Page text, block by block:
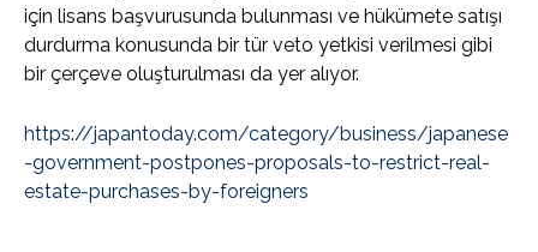
için lisans başvurusunda bulunması ve hükümete satışı
durdurma konusunda bir tür veto yetkisi verilmesi gibi
bir çerçeve oluşturulması da yer alıyor.
https://japantoday.com/category/business/japanese
-government-postpones-proposals-to-restrict-real-
estate-purchases-by-foreigners